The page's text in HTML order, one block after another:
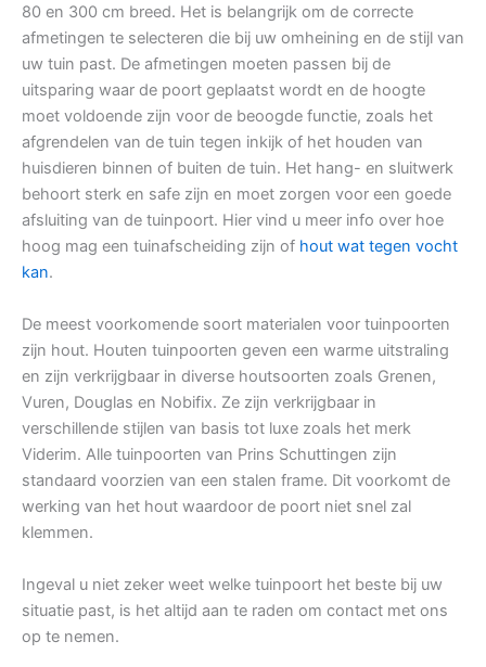
80 en 300 cm breed. Het is belangrijk om de correcte
afmetingen te selecteren die bij uw omheining en de stijl van
uw tuin past. De afmetingen moeten passen bij de
uitsparing waar de poort geplaatst wordt en de hoogte
moet voldoende zijn voor de beoogde functie, zoals het
afgrendelen van de tuin tegen inkijk of het houden van
huisdieren binnen of buiten de tuin. Het hang- en sluitwerk
behoort sterk en safe zijn en moet zorgen voor een goede
afsluiting van de tuinpoort. Hier vind u meer info over hoe
hoog mag een tuinafscheiding zijn of hout wat tegen vocht
kan.
De meest voorkomende soort materialen voor tuinpoorten
zijn hout. Houten tuinpoorten geven een warme uitstraling
en zijn verkrijgbaar in diverse houtsoorten zoals Grenen,
Vuren, Douglas en Nobifix. Ze zijn verkrijgbaar in
verschillende stijlen van basis tot luxe zoals het merk
Viderim. Alle tuinpoorten van Prins Schuttingen zijn
standaard voorzien van een stalen frame. Dit voorkomt de
werking van het hout waardoor de poort niet snel zal
klemmen.
Ingeval u niet zeker weet welke tuinpoort het beste bij uw
situatie past, is het altijd aan te raden om contact met ons
op te nemen.